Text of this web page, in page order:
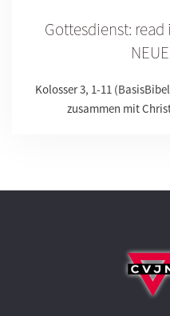
Gottesdienst: read
Kolosser 3, 1-11
zusammen mit